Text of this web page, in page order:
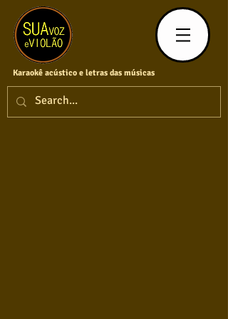
Karaokê acústico e letras das músicas